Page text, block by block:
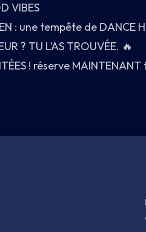
VIBES
: une tempête de DANCE
? TU L’AS TROUVÉE. 🔥
! réserve